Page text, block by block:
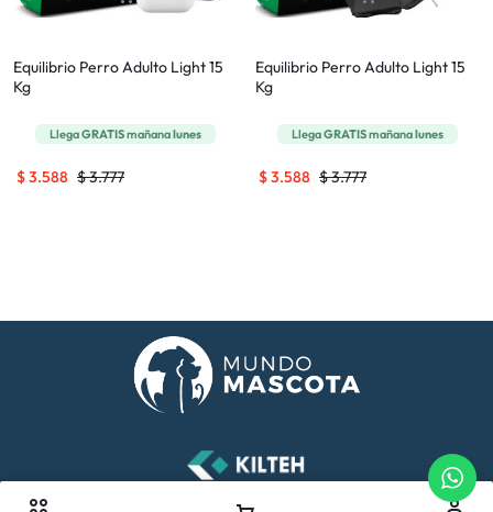
Equilibrio Perro Adulto Light 15
Kg
LlegaGRATISmañanalunes
$3.777
$3.588
Equilibrio Perro Adulto Light 15
Kg
LlegaGRATISmañanalunes
$3.777
$3.588